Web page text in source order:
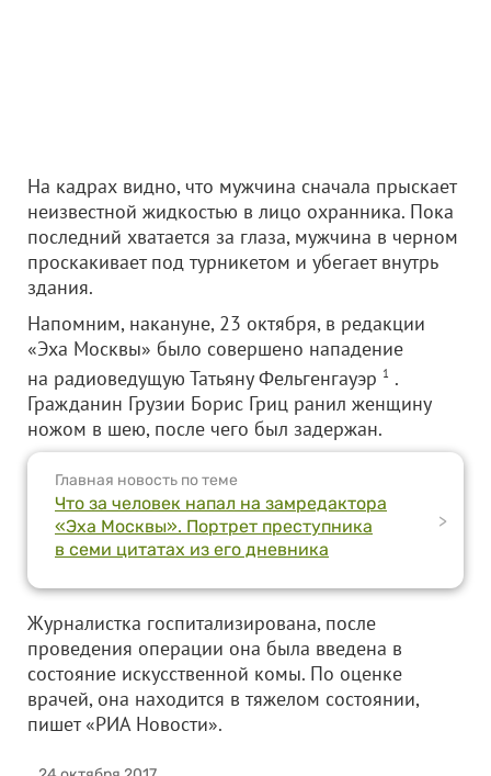
На кадрах видно, что мужчина сначала прыскает
неизвестной жидкостью в лицо охранника. Пока
последний хватается за глаза, мужчина в черном
проскакивает под турникетом и убегает внутрь
здания.
Напомним, накануне, 23 октября, в редакции
«Эха Москвы» было совершено нападение
на радиоведущую Татьяну Фельгенгауэр 1 .
Гражданин Грузии Борис Гриц ранил женщину
ножом в шею, после чего был задержан.
Главная новость по теме
Что за человек напал на замредактора
«Эха Москвы». Портрет преступника
в семи цитатах из его дневника
>
Журналистка госпитализирована, после
проведения операции она была введена в
состояние искусственной комы. По оценке
врачей, она находится в тяжелом состоянии,
пишет «РИА Новости».